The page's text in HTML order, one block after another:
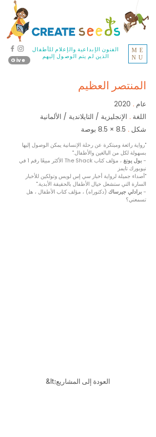
ME
NU
الفنون الإبداعية والإعلام للأطفال
الذين لم يتم الوصول إليهم
Give
المنتصر العظيم
عام .
اللغة . الإنجليزية / التايلاندية / الألمانية
شكل .
"رواية رائعة ومبتكرة عن رحلة الإنسانية يمكن الوصول إليها
بسهولة لكل من البالغين والأطفال."
-بول يونغ
، مؤلف كتاب The Shack الأكثر مبيعًا رقم 1 في
نيويورك تايمز
"أصداء جميلة لرواية أخبار سي إس لويس وتولكين للأخبار
السارة التي ستشعل خيال الأطفال بالحقيقة الأبدية."
-برادلي جيرساك (دكتوراه) ، مؤلف كتاب الأطفال ، هل
تسمعني؟
&lt;العودة إلى المشاريع